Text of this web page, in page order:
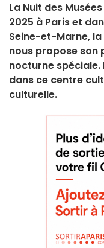
La Nuit des
2025 à Paris et
Seine-et-Marne,
nous propose
nocturne
dans ce centre
culturelle.